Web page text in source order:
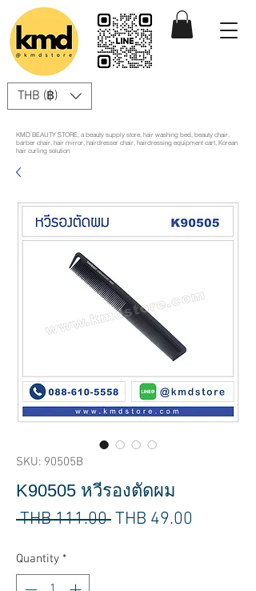
THB (฿)
KMD BEAUTY STORE, a beauty supply store, hair washing bed, beauty chair,
barber chair, hair mirror, hairdresser chair, hairdressing equipment cart, Korean
hair curling solution
SKU: 90505B
K90505 หวีรองตัดผม
THB 111.00 Regular
THB 49.00
Quantity *